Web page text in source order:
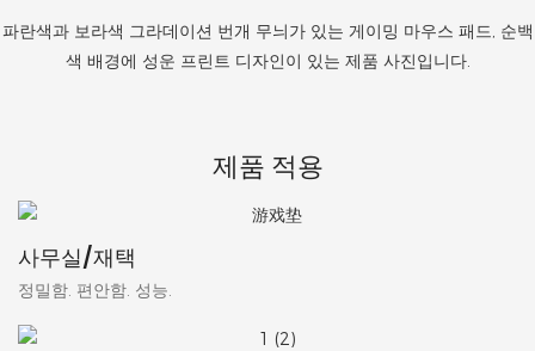
파란색과 보라색 그라데이션 번개 무늬가 있는 게이밍 마우스 패드, 순백
색 배경에 성운 프린트 디자인이 있는 제품 사진입니다.
제품 적용
사무실/재택
정밀함. 편안함. 성능.